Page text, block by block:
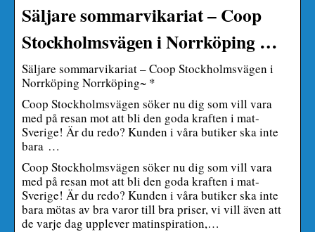
Säljare sommarvikariat – Coop
Stockholmsvägen i Norrköping …
Säljare sommarvikariat – Coop Stockholmsvägen i
Norrköping Norrköping~ *
Coop Stockholmsvägen söker nu dig som vill vara
med på resan mot att bli den goda kraften i mat-
Sverige! Är du redo? Kunden i våra butiker ska inte
bara …
Coop Stockholmsvägen söker nu dig som vill vara
med på resan mot att bli den goda kraften i mat-
Sverige! Är du redo? Kunden i våra butiker ska inte
bara mötas av bra varor till bra priser, vi vill även att
de varje dag upplever matinspiration,…